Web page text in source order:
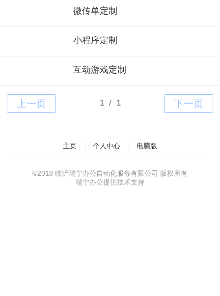
微传单定制
小程序定制
互动游戏定制
主页 个人中心 电脑版
©2018 临沂瑞宁办公自动化服务有限公司 版权所有
瑞宁办公提供技术支持